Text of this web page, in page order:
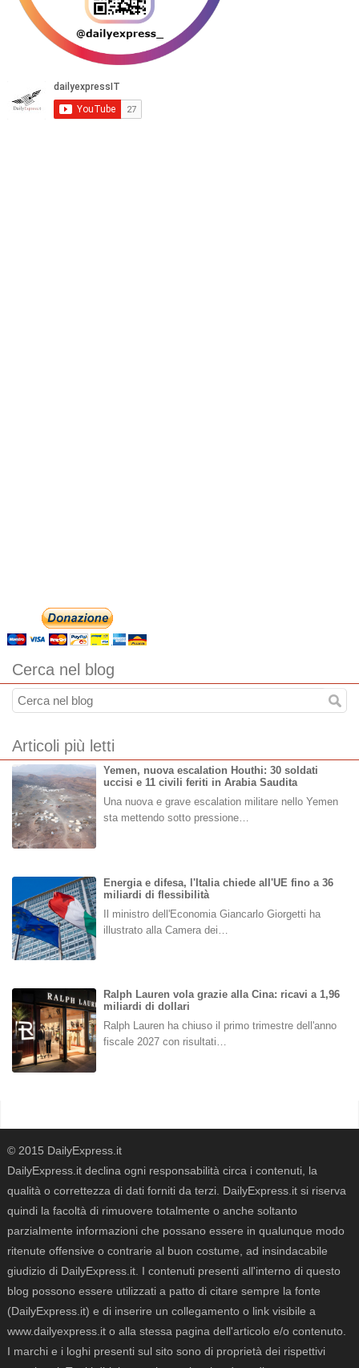
Cerca nel blog
Articoli più letti
Yemen, nuova escalation Houthi: 30 soldati
uccisi e 11 civili feriti in Arabia Saudita
Una nuova e grave escalation militare nello Yemen
sta mettendo sotto pressione…
Energia e difesa, l'Italia chiede all'UE fino a 36
miliardi di flessibilità
Il ministro dell'Economia Giancarlo Giorgetti ha
illustrato alla Camera dei…
Ralph Lauren vola grazie alla Cina: ricavi a 1,96
miliardi di dollari
Ralph Lauren ha chiuso il primo trimestre dell'anno
fiscale 2027 con risultati…
© 2015 DailyExpress.it
DailyExpress.it declina ogni responsabilità circa i contenuti, la
qualità o correttezza di dati forniti da terzi. DailyExpress.it si riserva
quindi la facoltà di rimuovere totalmente o anche soltanto
parzialmente informazioni che possano essere in qualunque modo
ritenute offensive o contrarie al buon costume, ad insindacabile
giudizio di DailyExpress.it. I contenuti presenti all'interno di questo
blog possono essere utilizzati a patto di citare sempre la fonte
(DailyExpress.it) e di inserire un collegamento o link visibile a
www.dailyexpress.it o alla stessa pagina dell'articolo e/o contenuto.
I marchi e i loghi presenti sul sito sono di proprietà dei rispettivi